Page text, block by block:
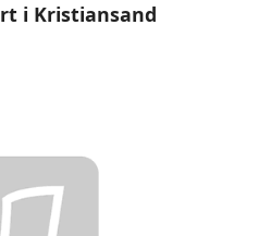
i Kristiansand